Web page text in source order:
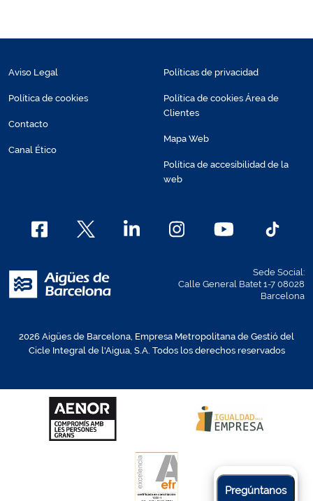
Pregúntanos
Aviso Legal
Política de cookies
Contacto
Canal Ético
Políticas de privacidad
Política de cookies Área de
Clientes
Mapa Web
Política de accesibilidad de la
web
Sede Social:
Calle General Batet 1-7 08028
Barcelona
2026 Aigües de Barcelona, Empresa Metropolitana de Gestió del
Cicle Integral de l'Aigua, S.A. Todos los derechos reservados